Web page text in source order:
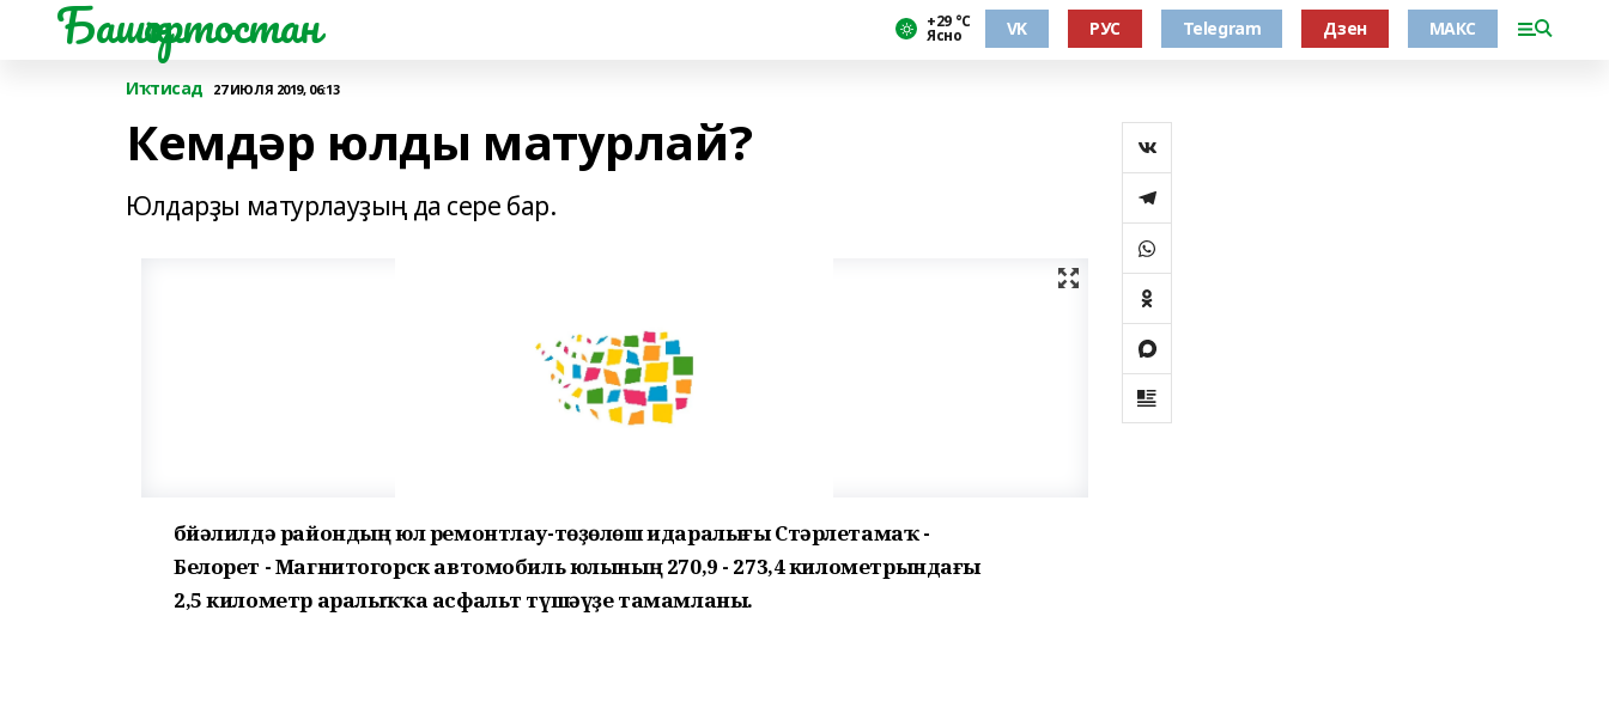
Башҡортостан +29 °С
Ясно VK РУС Telegram Дзен МАКС
Иҡтисад 27 ИЮЛЯ 2019, 06:13
Кемдәр юлды матурлай?
Юлдарҙы матурлауҙың да сере бар.
Әбйәлилдә райондың юл ремонтлау-төҙөлөш идаралығы Стәрлетамаҡ -
Белорет - Магнитогорск автомобиль юлының 270,9 - 273,4 километрындағы
2,5 километр аралыҡҡа асфальт түшәүҙе тамамланы.